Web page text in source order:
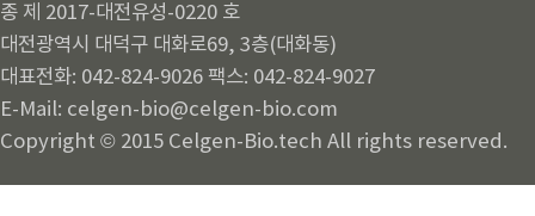
종 제 2017-대전유성-0220 호
대전광역시 대덕구 대화로69, 3층(대화동)
대표전화: 042-824-9026 팩스: 042-824-9027
E-Mail: celgen-bio@celgen-bio.com
Copyright © 2015 Celgen-Bio.tech All rights reserved.